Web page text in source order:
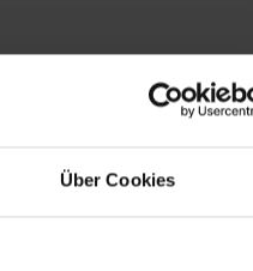
Über Cookies